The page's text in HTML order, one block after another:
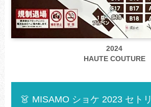
2024
HAUTE COUTURE
👗 MISAMO ショケ 2023 セトリ